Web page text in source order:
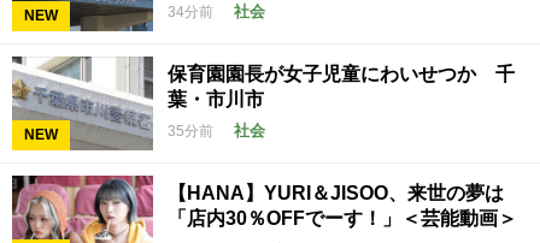
NEW 34分前 社会
NEW
保育園園長が女子児童にわいせつか 千
葉・市川市
35分前 社会
【HANA】YURI＆JISOO、来世の夢は
「店内30％OFFでーす！」＜芸能動画＞